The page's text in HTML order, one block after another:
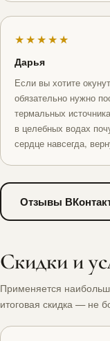
★★★★★
Дарья
Если вы хотите
обязательно нужно
термальных
в целебных водах
сердце навсегда,
Отзывы
Скидки и
Применяется
итоговая скидка — не